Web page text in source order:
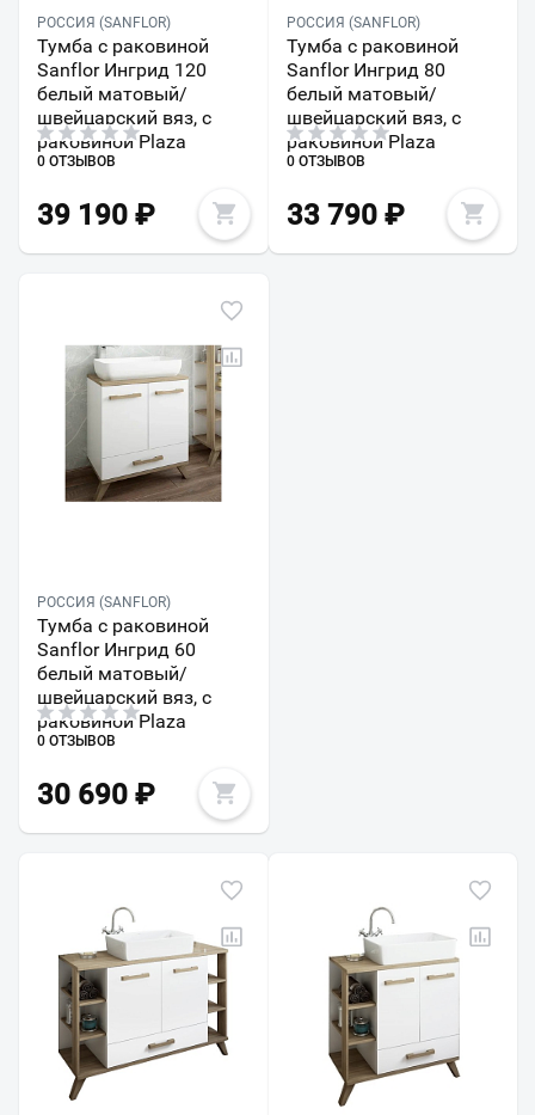
РОССИЯ (SANFLOR)
Тумба с раковиной
Sanflor Ингрид 120
белый матовый/
швейцарский вяз, с
раковиной Plaza
0 ОТЗЫВОВ
39 190 ₽
РОССИЯ (SANFLOR)
Тумба с раковиной
Sanflor Ингрид 80
белый матовый/
швейцарский вяз, с
раковиной Plaza
0 ОТЗЫВОВ
33 790₽
РОССИЯ (SANFLOR)
Тумба с раковиной
Sanflor Ингрид 60
белый матовый/
швейцарский вяз, с
раковиной Plaza
0 ОТЗЫВОВ
30 690 ₽